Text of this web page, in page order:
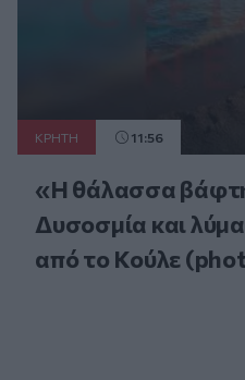
ΚΡΗΤΗ 11:56
«Η θάλασσα
Δυσοσμία και
από το Κούλε